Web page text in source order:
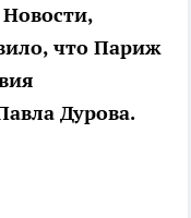
что Париж
Дурова.